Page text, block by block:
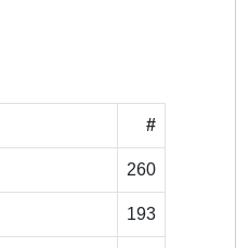
#
260
193